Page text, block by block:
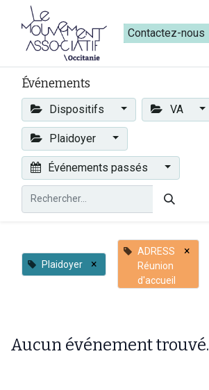
Contactez-nous​​
Événements
Dispositifs VA
Plaidoyer
Événements passés
Plaidoyer ×
ADRESS
Réunion
d'accueil
×
Aucun événement trouvé.